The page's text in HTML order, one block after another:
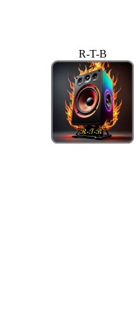
R-T-B